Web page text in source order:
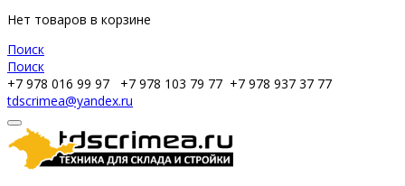
Нет товаров в корзине
Поиск
Поиск
+7 978 016 99 97
+7 978 103 79 77 +7 978 937 37 77
tdscrimea@yandex.ru